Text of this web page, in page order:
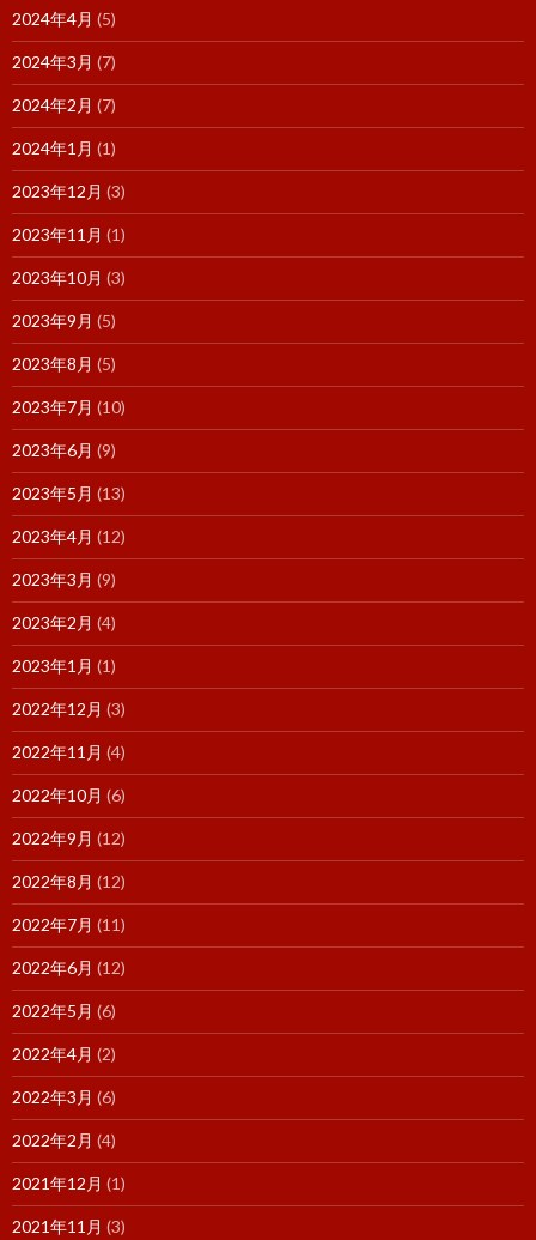
2024年4月 (5)
2024年3月 (7)
2024年2月 (7)
2024年1月 (1)
2023年12月 (3)
2023年11月 (1)
2023年10月 (3)
2023年9月 (5)
2023年8月 (5)
2023年7月 (10)
2023年6月 (9)
2023年5月 (13)
2023年4月 (12)
2023年3月 (9)
2023年2月 (4)
2023年1月 (1)
2022年12月 (3)
2022年11月 (4)
2022年10月 (6)
2022年9月 (12)
2022年8月 (12)
2022年7月 (11)
2022年6月 (12)
2022年5月 (6)
2022年4月 (2)
2022年3月 (6)
2022年2月 (4)
2021年12月 (1)
2021年11月 (3)